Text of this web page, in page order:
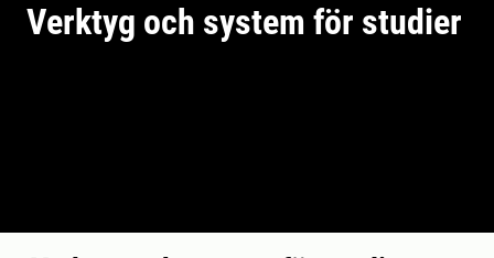
Verktyg och system för studier